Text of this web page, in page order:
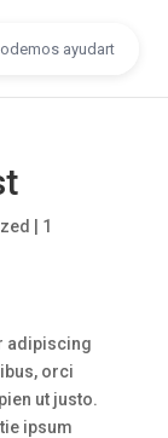
1
adipiscing
orci
ut justo.
ipsum